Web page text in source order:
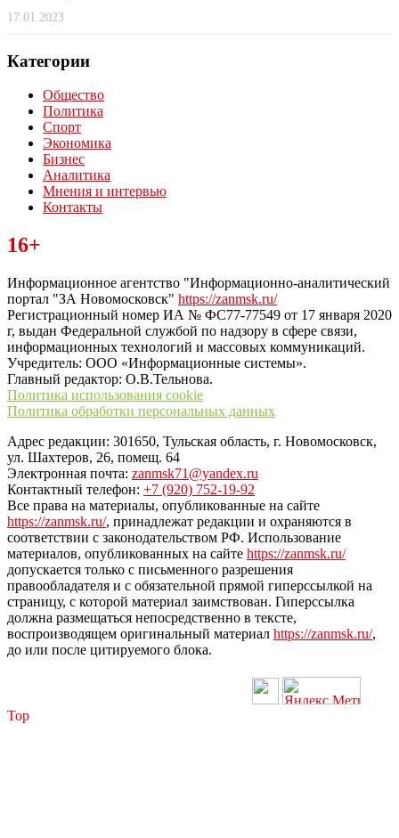
17.01.2023
Категории
Общество
Политика
Спорт
Экономика
Бизнес
Аналитика
Мнения и интервью
Контакты
Читайте последние новости дня в Тульской области на сайте
“ЗаНовомосковск”
16+
Информационное агентство "Информационно-аналитический
портал "ЗА Новомосковск" https://zanmsk.ru/
Регистрационный номер ИА № ФС77-77549 от 17 января 2020
г, выдан Федеральной службой по надзору в сфере связи,
информационных технологий и массовых коммуникаций.
Учредитель: ООО «Информационные системы».
Главный редактор: О.В.Тельнова.
Политика использования cookie
Политика обработки персональных данных
Адрес редакции: 301650, Тульская область, г. Новомосковск,
ул. Шахтеров, 26, помещ. 64
Электронная почта: zanmsk71@yandex.ru
Контактный телефон: +7 (920) 752-19-92
Все права на материалы, опубликованные на сайте
https://zanmsk.ru/, принадлежат редакции и охраняются в
соответствии с законодательством РФ. Использование
материалов, опубликованных на сайте https://zanmsk.ru/
допускается только с письменного разрешения
правообладателя и с обязательной прямой гиперссылкой на
страницу, с которой материал заимствован. Гиперссылка
должна размещаться непосредственно в тексте,
воспроизводящем оригинальный материал https://zanmsk.ru/,
до или после цитируемого блока.
Top